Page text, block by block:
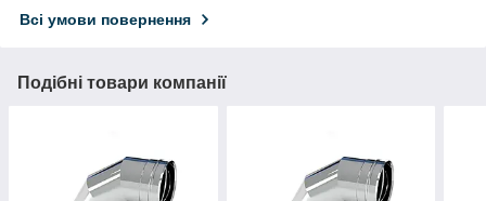
Всі умови повернення
Подібні товари компанії